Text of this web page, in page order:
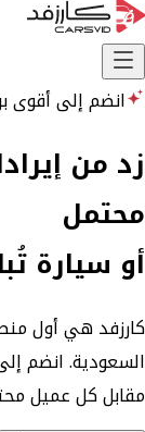
انضم إلى أقوى
زد من
محتمل
أو سيارة
كارزفد هي أول
السعودية. انضم
مقابل كل عميل